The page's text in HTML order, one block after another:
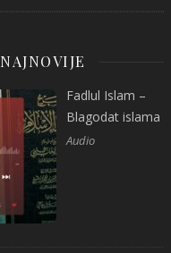
NAJNOVIJE
Fadlul Islam –
Blagodat islama
Audio